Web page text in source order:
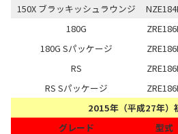
150X ブラッキッシュラウンジ
180G
180G Sパッケージ
RS
RS Sパッケージ
2015年（平成27年）
グレード
型式